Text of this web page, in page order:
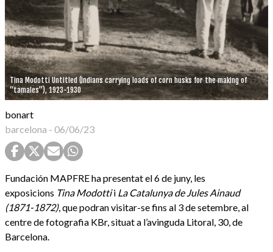
Tina Modotti Untitled (Indians carrying loads of corn husks for the making of
“tamales”), 1923-1930
bonart
barcelona - 06/06/23
Fundación MAPFRE ha presentat el 6 de juny, les
exposicions Tina Modottii La Catalunya de Jules Ainaud
(1871-1872), que podran visitar-se fins al 3 de setembre, al
centre de fotografia KBr, situat a l’avinguda Litoral, 30, de
Barcelona.